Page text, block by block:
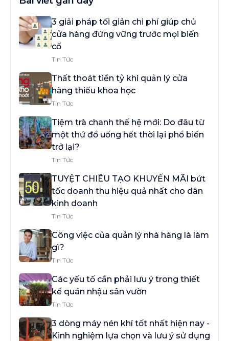
3 giải pháp tối giản chi phí giúp chủ
cửa hàng đứng vững trước mọi biến
cố
Tin Tức
Thất thoát tiền tỷ khi quản lý cửa
hàng thiếu khoa học
Tin Tức
Tiệm trà chanh thế hệ mới: Do đâu từ
một thứ đồ uống hết thời lại phổ biến
trở lại?
Tin Tức
TUYỆT CHIÊU TẠO KHUYẾN MÃI bứt
tốc doanh thu hiệu quả nhất cho dân
kinh doanh
Tin Tức
Công việc của quản lý nhà hàng là làm
gì?
Tin Tức
Các yếu tố cần phải lưu ý trong thiết
kế quán nhậu sân vườn
Tin Tức
3 dòng máy nén khí tốt nhất hiện nay -
Kinh nghiệm lựa chọn và lưu ý sử dụng